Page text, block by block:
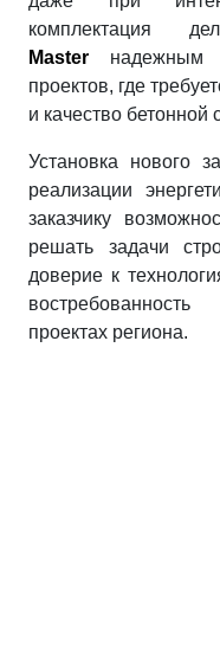
комплектация
Master надежным
проектов, где
и качество бетонной
Установка нового
реализации
заказчику
решать задачи
доверие к
проектах региона.